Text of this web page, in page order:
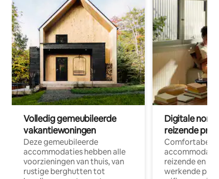
Volledig gemeubileerde
vakantiewoningen
Deze gemeubileerde
accommodaties hebben alle
voorzieningen van thuis, van
rustige berghutten tot
Digitale
reizende
Comfortabele
reizende en
werkende